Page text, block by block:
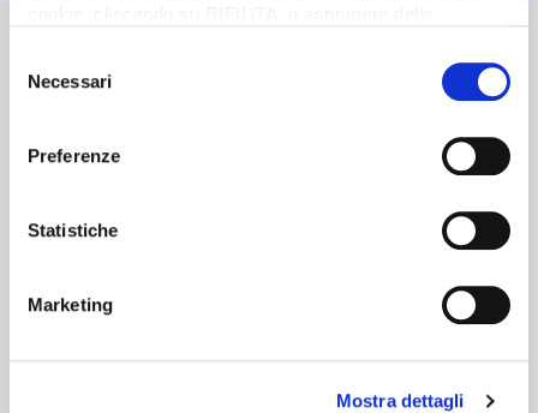
desideri accettare e cliccando ACCETTA SELEZIONATI.
delNecessari
Preferenze
Statistiche
Marketing
Mostra dettagli
Scopri un servizio d'informazione di alta qualità. Tagliato sulle tue